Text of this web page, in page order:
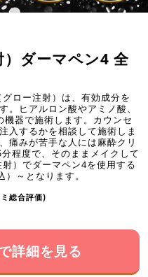
ダーマペン4 全
ロー注射）は、有効成分を
。ヒアルロン酸やアミノ酸、
器で施術します。カウンセ
入するかを相談して施術しま
痛みが苦手な人には麻酔クリ
程度で、そのままメイクして
）でダーマペン4を使用する
～となります。
総合評価)
詳細を見る